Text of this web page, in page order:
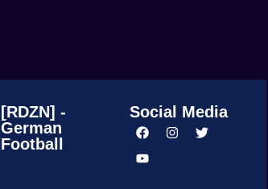
[RDZN] -
German
Football
Social Media